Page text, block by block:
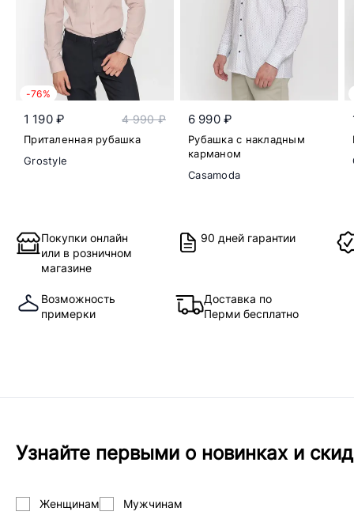
-76%
1 190 ₽ 4 990 ₽
Приталенная рубашка
Grostyle
6 990 ₽
Рубашка с накладным
карманом
Casamoda
Покупки онлайн
или в розничном
магазине
90 дней гарантии
Возможность
примерки
Доставка по
Перми бесплатно
Узнайте первыми о новинках и
Женщинам Мужчинам